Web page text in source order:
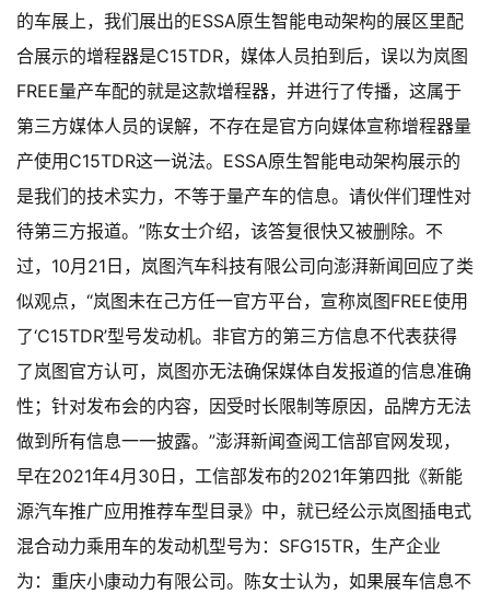
的车展上，我们展出的ESSA原生智能电动架构的展区里配
合展示的增程器是C15TDR，媒体人员拍到后，误以为岚图
FREE量产车配的就是这款增程器，并进行了传播，这属于
第三方媒体人员的误解，不存在是官方向媒体宣称增程器量
产使用C15TDR这一说法。ESSA原生智能电动架构展示的
是我们的技术实力，不等于量产车的信息。请伙伴们理性对
待第三方报道。”陈女士介绍，该答复很快又被删除。 不
过，10月21日，岚图汽车科技有限公司向澎湃新闻回应了类
似观点，“岚图未在己方任一官方平台，宣称岚图FREE使用
了‘C15TDR’型号发动机。非官方的第三方信息不代表获得
了岚图官方认可，岚图亦无法确保媒体自发报道的信息准确
性；针对发布会的内容，因受时长限制等原因，品牌方无法
做到所有信息一一披露。”澎湃新闻查阅工信部官网发现，
早在2021年4月30日，工信部发布的2021年第四批《新能
源汽车推广应用推荐车型目录》中，就已经公示岚图插电式
混合动力乘用车的发动机型号为：SFG15TR，生产企业
为：重庆小康动力有限公司。 陈女士认为，如果展车信息不